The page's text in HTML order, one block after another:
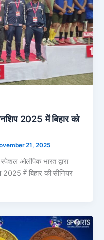
2025 में बिहार को
21, 2025
ओलंपिक भारत द्वारा
2025 में बिहार की सीनियर